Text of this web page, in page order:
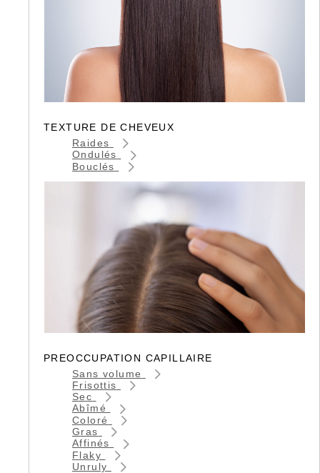
TEXTURE DE CHEVEUX
Raides
Ondulés
Bouclés
PREOCCUPATION CAPILLAIRE
Sans volume
Frisottis
Sec
Abîmé
Coloré
Gras
Affinés
Flaky
Unruly